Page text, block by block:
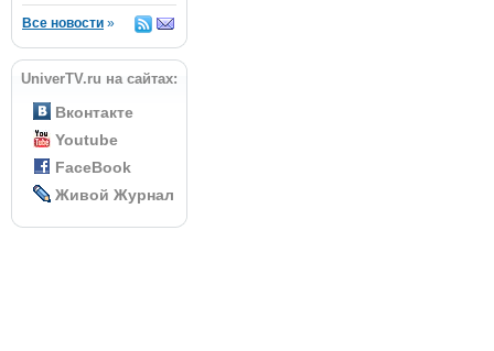
Все новости »
UniverTV.ru на сайтах:
Вконтакте
Youtube
FaceBook
Живой Журнал